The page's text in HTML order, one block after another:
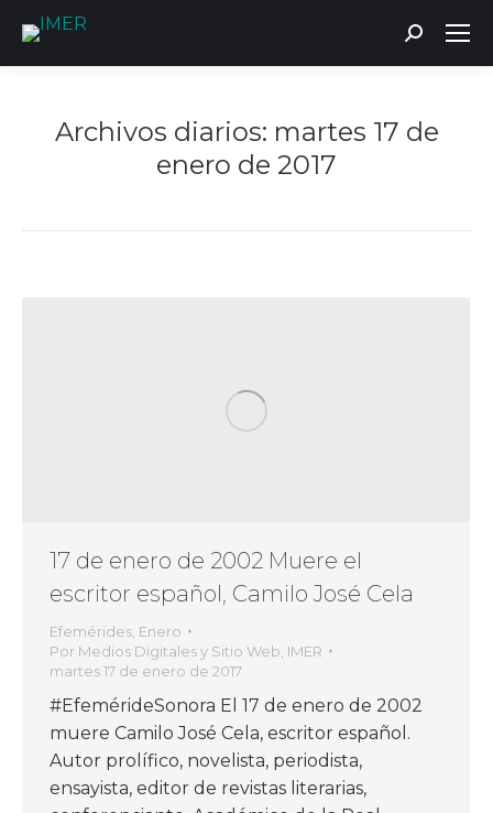
Buscar:
Archivos diarios: martes 17 de
enero de 2017
17 de enero de 2002 Muere el
escritor español, Camilo José Cela
Efemérides Enero
Por Medios Digitales y Sitio Web, IMER
martes 17 de enero de 2017
#EfemérideSonora El 17 de enero de 2002
muere Camilo José Cela, escritor español.
Autor prolífico, novelista, periodista,
ensayista, editor de revistas literarias,